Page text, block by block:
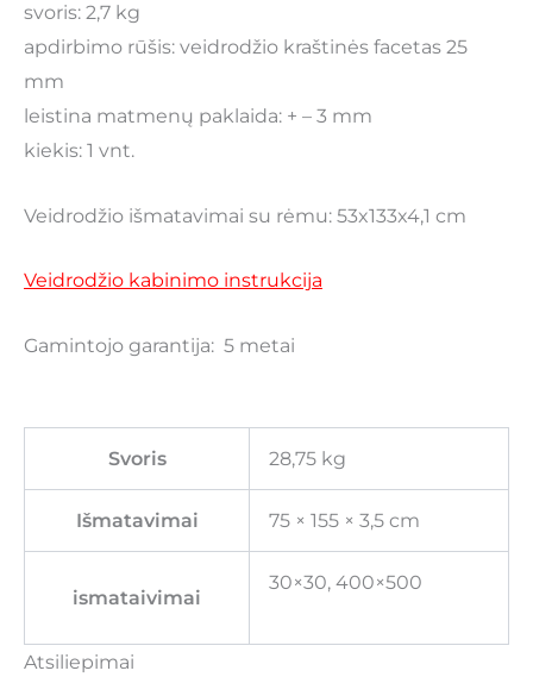
svoris: 2,7 kg
apdirbimo rūšis: veidrodžio kraštinės facetas 25
mm
leistina matmenų paklaida: + – 3 mm
kiekis: 1 vnt.
Veidrodžio išmatavimai su rėmu: 53x133x4,1 cm
Veidrodžio kabinimo instrukcija
Gamintojo garantija: 5 metai
Svoris 28,75 kg
Išmatavimai 75 × 155 × 3,5 cm
ismataivimai
30×30, 400×500
Atsiliepimai